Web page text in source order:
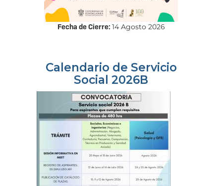
Fecha de Cierre: 14 Agosto 2026
Calendario de Servicio
Social 2026B